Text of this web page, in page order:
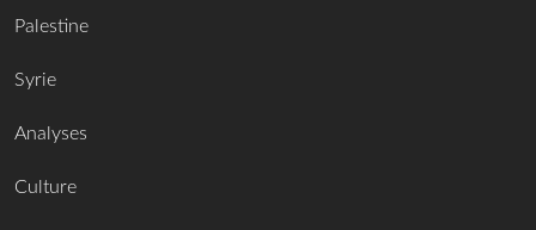
Palestine
Syrie
Analyses
Culture